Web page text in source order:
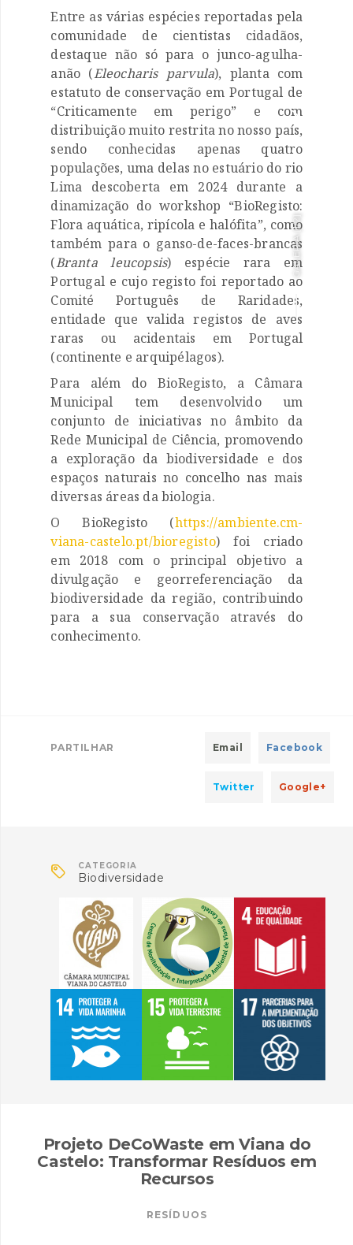


GALERIA [
1/2
Entre as várias espécies reportadas pela
comunidade de cientistas cidadãos,
destaque não só para o junco-agulha-
anão (Eleocharis parvula), planta com
estatuto de conservação em Portugal de
“Criticamente em perigo” e com
distribuição muito restrita no nosso país,
sendo conhecidas apenas quatro
populações, uma delas no estuário do rio
Lima descoberta em 2024 durante a
dinamização do workshop “BioRegisto:
Flora aquática, ripícola e halófita”, como
também para o ganso-de-faces-brancas
(Branta leucopsis) espécie rara em
Portugal e cujo registo foi reportado ao
Comité Português de Raridades,
entidade que valida registos de aves
raras ou acidentais em Portugal
(continente e arquipélagos).
Para além do BioRegisto, a Câmara
Municipal tem desenvolvido um
conjunto de iniciativas no âmbito da
Rede Municipal de Ciência, promovendo
a exploração da biodiversidade e dos
espaços naturais no concelho nas mais
diversas áreas da biologia.
O BioRegisto (https://ambiente.cm-
viana-castelo.pt/bioregisto) foi criado
em 2018 com o principal objetivo a
divulgação e georreferenciação da
biodiversidade da região, contribuindo
para a sua conservação através do
conhecimento.
PARTILHAR Email Facebook
Twitter Google+
 CATEGORIA
Biodiversidade
Projeto DeCoWaste em Viana do
Castelo: Transformar Resíduos em
Recursos
RESÍDUOS